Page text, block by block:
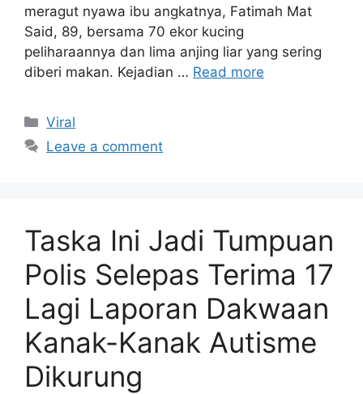
meragut nyawa ibu angkatnya, Fatimah Mat
Said, 89, bersama 70 ekor kucing
peliharaannya dan lima anjing liar yang sering
diberi makan. Kejadian … Read more
Categories
Viral
Leave a comment
Taska Ini Jadi Tumpuan
Polis Selepas Terima 17
Lagi Laporan Dakwaan
Kanak-Kanak Autisme
Dikurung